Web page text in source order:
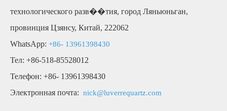
технологического разв��тия, город Ляньюньган,
провинция Цзянсу, Китай, 222062
WhatsApp: +86- 13961398430
Тел: +86-518-85528012
Телефон: +86- 13961398430
Электронная почта: nick@luverrequartz.com